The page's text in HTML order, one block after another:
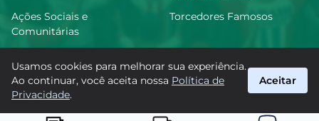
Ações Sociais e
Comunitárias
Torcedores Famosos
FutGoiás
Usamos cookies para melhorar sua experiência.
Ao continuar, você aceita nossa Política de
Privacidade.
Aceitar